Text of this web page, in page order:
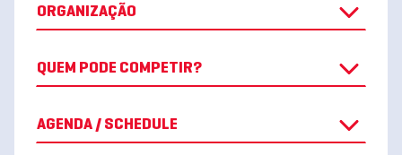
ORGANIZAÇÃO
QUEM PODE COMPETIR?
AGENDA / SCHEDULE